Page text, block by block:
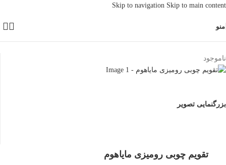
Skip to navigation Skip to main content
منو
ناموجود
بزرگنمایی تصویر
تقویم چوبی رومیزی مایاهوم